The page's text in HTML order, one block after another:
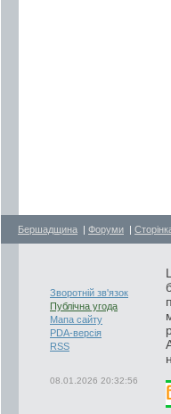
Бершадщина | Форуми |
Зворотній зв'язок
Публічна угода
Мапа сайту
PDA-версія
RSS
08.01.2026 20:32:56